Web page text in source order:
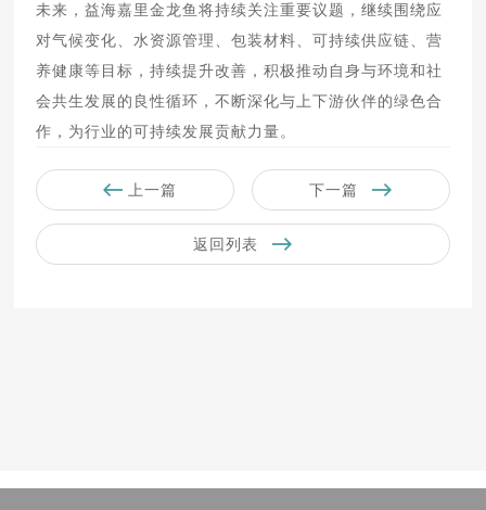
未来，益海嘉里金龙鱼将持续关注重要议题，继续围绕应
对气候变化、水资源管理、包装材料、可持续供应链、营
养健康等目标，持续提升改善，积极推动自身与环境和社
会共生发展的良性循环，不断深化与上下游伙伴的绿色合
作，为行业的可持续发展贡献力量。
上一篇 下一篇
返回列表